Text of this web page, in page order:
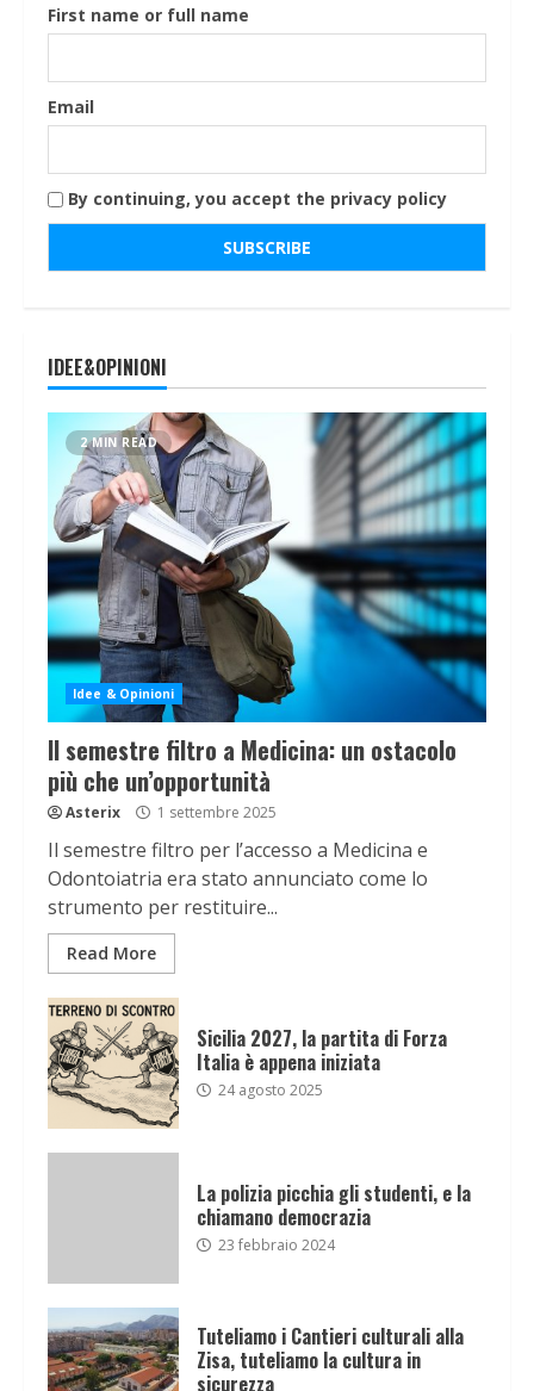
First name or full name
Email
By continuing, you accept the privacy policy
IDEE&OPINIONI
2 MIN READ
Idee & Opinioni
Il semestre filtro a Medicina: un ostacolo
più che un’opportunità
Asterix 1 settembre 2025
Il semestre filtro per l’accesso a Medicina e
Odontoiatria era stato annunciato come lo
strumento per restituire...
Read More
Sicilia 2027, la partita di Forza
Italia è appena iniziata
24 agosto 2025
La polizia picchia gli studenti, e la
chiamano democrazia
23 febbraio 2024
Tuteliamo i Cantieri culturali alla
Zisa, tuteliamo la cultura in
sicurezza